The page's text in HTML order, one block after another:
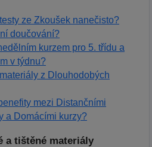
ze Zkoušek nanečisto?
doučování?
kurzem pro 5. třídu a
v týdnu?
z Dlouhodobých
mezi Distančními
a Domácími kurzy?
a tištěné materiály